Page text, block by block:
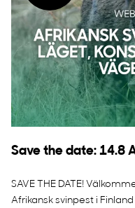
Save the date: 14.8
SAVE THE DATE!
Afrikansk svinpest i